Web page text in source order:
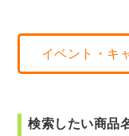
イベント・キ
検索したい商品